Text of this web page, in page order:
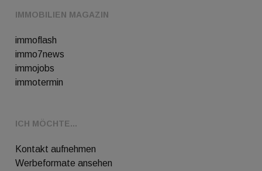
IMMOBILIEN MAGAZIN
immoflash
immo7news
immojobs
immotermin
ICH MÖCHTE...
Kontakt aufnehmen
Werbeformate ansehen